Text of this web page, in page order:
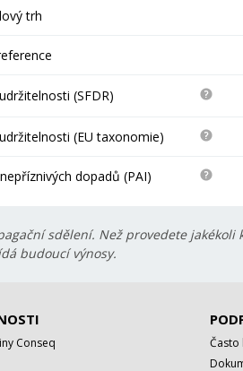
trh
(SFDR)
(EU taxonomie)
dopadů (PAI)
sdělení. Než provedete
budoucí výnosy.
Conseq
Často